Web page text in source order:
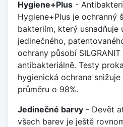
Hygiene+Plus -
Hygiene+Plus je ochranný
bakteriím, který usnadňuje
jedinečného,
ochrany působí SILGRANIT
antibakteriálně. Testy
hygienická ochrana
průměru o 98%.
Jedinečné barvy - Devět
všech barev je ještě